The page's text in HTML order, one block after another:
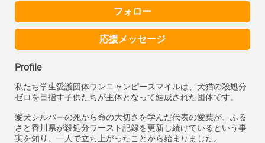
フォロー
応援メッセージ
Profile
私たち学生愛護団体ワンニャンピースマイルは、犬猫の殺処分
ゼロを目指す子供たちが主体となって結成された団体です。
愛犬シルバーの死から命の大切さを学んだ代表の愛葉が、ふる
さと香川県が殺処分ワースト記録を更新し続けているという事
実を知り、一人で立ち上がったことから始まりました。